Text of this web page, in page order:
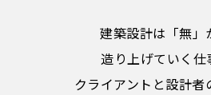
建築設計は「無」
造り上げていく仕
クライアントと設計者